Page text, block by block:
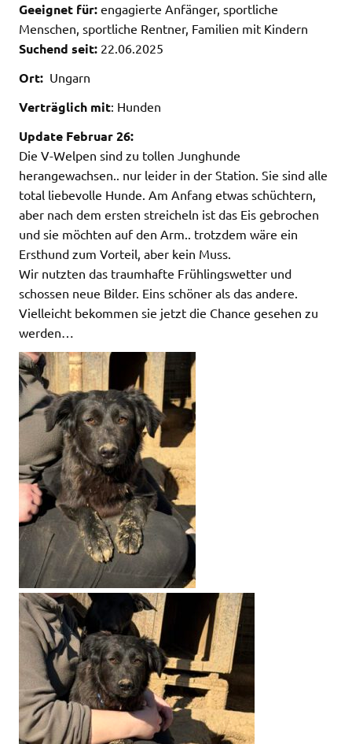
Geeignet für: engagierte Anfänger, sportliche
Menschen, sportliche Rentner, Familien mit Kindern
Suchend seit: 22.06.2025
Ort: Ungarn
Verträglich mit: Hunden
Update Februar 26:
Die V-Welpen sind zu tollen Junghunde
herangewachsen.. nur leider in der Station. Sie sind alle
total liebevolle Hunde. Am Anfang etwas schüchtern,
aber nach dem ersten streicheln ist das Eis gebrochen
und sie möchten auf den Arm.. trotzdem wäre ein
Ersthund zum Vorteil, aber kein Muss.
Wir nutzten das traumhafte Frühlingswetter und
schossen neue Bilder. Eins schöner als das andere.
Vielleicht bekommen sie jetzt die Chance gesehen zu
werden…